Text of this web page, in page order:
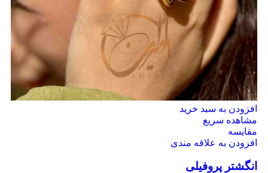
افزودن به سبد خرید
مشاهده سریع
مقایسه
افزودن به علاقه مندی
انگشتر پروفیلی